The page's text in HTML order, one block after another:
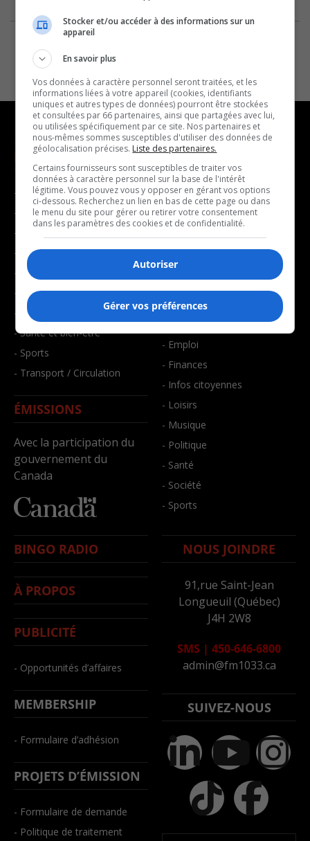
NOUVELLES
- Affaires municipales
- Communauté / Social
- Culture
- Économie
- Éducation
- Environnement
- Faits divers
- Santé et bien-être
- Sports
- Transport / Circulation
ÉMISSIONS
Avec la participation du
gouvernement du
Canada
MUSIQUE
- Décompte franco
- Joué récemment
BALADOS
- Art de vivre
- Bien-être
- Emploi
- Finances
- Infos citoyennes
- Loisirs
- Musique
- Politique
- Santé
- Société
- Sports
BINGO RADIO
À PROPOS
PUBLICITÉ
- Opportunités d’affaires
MEMBERSHIP
- Formulaire d’adhésion
PROJETS D’ÉMISSION
- Formulaire de demande
- Politique de traitement
NOUS JOINDRE
91,rue Saint-Jean
Longueuil (Québec)
J4H 2W8
SMS | 450-646-6800
admin@fm1033.ca
SUIVEZ-NOUS
Stocker et/ou accéder à des informations sur un
appareil
En savoir plus
Vos données à caractère personnel seront traitées, et les
informations liées à votre appareil (cookies, identifiants
uniques et autres types de données) pourront être stockées
et consultées par 66 partenaires, ainsi que partagées avec lui,
ou utilisées spécifiquement par ce site. Nos partenaires et
nous-mêmes sommes susceptibles d'utiliser des données de
géolocalisation précises. Liste des partenaires.
Certains fournisseurs sont susceptibles de traiter vos
données à caractère personnel sur la base de l'intérêt
légitime. Vous pouvez vous y opposer en gérant vos options
ci-dessous. Recherchez un lien en bas de cette page ou dans
le menu du site pour gérer ou retirer votre consentement
dans les paramètres des cookies et de confidentialité.
Autoriser
Gérer vos préférences